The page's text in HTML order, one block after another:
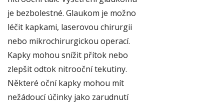
je bezbolestné. Glaukom je možno
léčit kapkami, laserovou chirurgii
nebo mikrochirurgickou operací.
Kapky mohou snížit přítok nebo
zlepšit odtok nitrooční tekutiny.
Některé oční kapky mohou mít
nežádoucí účinky jako zarudnutí